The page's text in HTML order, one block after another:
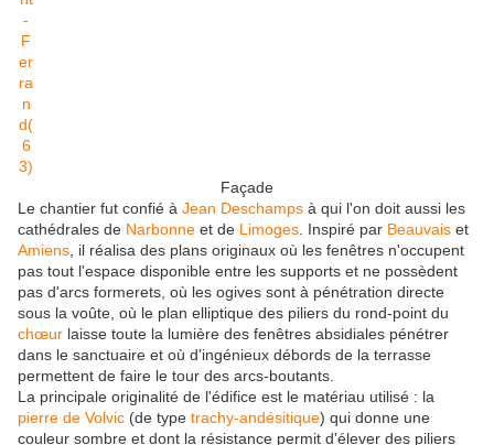
Façade
Le chantier fut confié à Jean Deschamps à qui l'on doit aussi les
cathédrales de Narbonne et de Limoges. Inspiré par Beauvais et
Amiens, il réalisa des plans originaux où les fenêtres n'occupent
pas tout l'espace disponible entre les supports et ne possèdent
pas d'arcs formerets, où les ogives sont à pénétration directe
sous la voûte, où le plan elliptique des piliers du rond-point du
chœur laisse toute la lumière des fenêtres absidiales pénétrer
dans le sanctuaire et où d'ingénieux débords de la terrasse
permettent de faire le tour des arcs-boutants.
La principale originalité de l'édifice est le matériau utilisé : la
pierre de Volvic (de type trachy-andésitique) qui donne une
couleur sombre et dont la résistance permit d'élever des piliers